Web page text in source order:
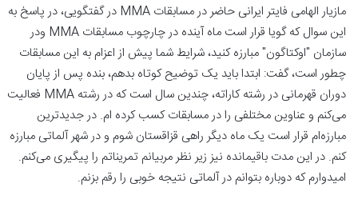
مازیار الهامی فایتر ایرانی حاضر در مسابقات MMA در گفتگویی، در پاسخ به
این سوال که گویا قرار است ماه آینده در چارچوب مسابقات MMA ودر
سازمان "اوکتاگون" مبارزه کنید، شرایط شما پیش از اعزام به این مسابقات
چطور است، گفت: ابتدا باید یک توضیح کوتاه بدهم، بنده پس از پایان
دوران قهرمانی در رشته کاراته، چندین سال است که در رشته MMA فعالیت
می‌کنم و عناوین مختلفی را در مسابقات کسب کرده ام. در جدیدترین
مبارزه‌ام قرار است یک ماه دیگر راهی قزاقستان شوم و در شهر آلماتی مبارزه
کنم. در این مدت باقیمانده نیز زیر نظر مربیانم تمریناتم را پیگیری می‌کنم.
امیدوارم که دوباره بتوانم در آلماتی نتیجه خوبی را رقم بزنم.